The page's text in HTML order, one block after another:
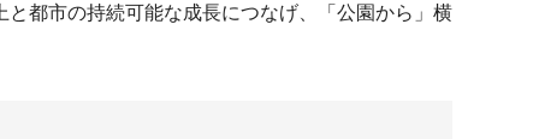
都市の持続可能な成長につなげ、「公園から」横